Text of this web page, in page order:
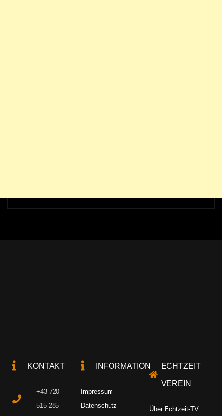
KONTAKT
+43 720
515 285
INFORMATION
Impressum
Datenschutz
ECHTZEIT
VEREIN
Über Echtzeit-TV